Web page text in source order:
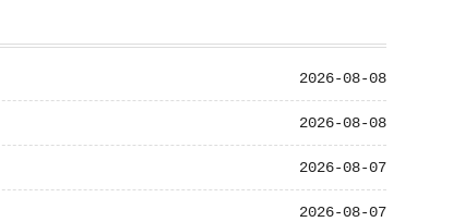
2026-08-08
2026-08-08
2026-08-07
2026-08-07